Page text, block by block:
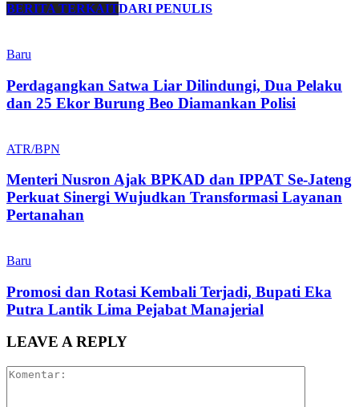
BERITA TERKAITDARI PENULIS
Baru
Perdagangkan Satwa Liar Dilindungi, Dua Pelaku
dan 25 Ekor Burung Beo Diamankan Polisi
ATR/BPN
Menteri Nusron Ajak BPKAD dan IPPAT Se-Jateng
Perkuat Sinergi Wujudkan Transformasi Layanan
Pertanahan
Baru
Promosi dan Rotasi Kembali Terjadi, Bupati Eka
Putra Lantik Lima Pejabat Manajerial
LEAVE A REPLY